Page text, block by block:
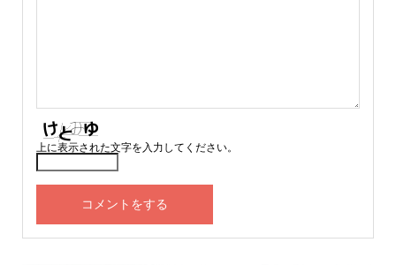
上に表示された文字を入力してください。